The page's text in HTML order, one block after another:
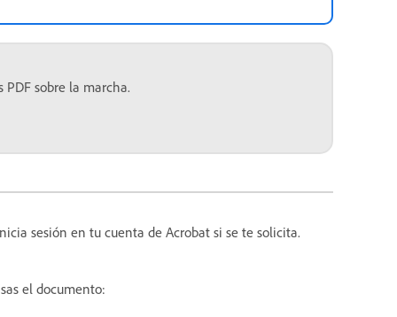
sobre la marcha.
sesión en tu cuenta de Acrobat si se te solicita.
el documento: